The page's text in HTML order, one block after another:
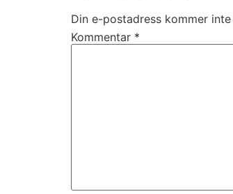
Din e-postadress kommer
Kommentar *